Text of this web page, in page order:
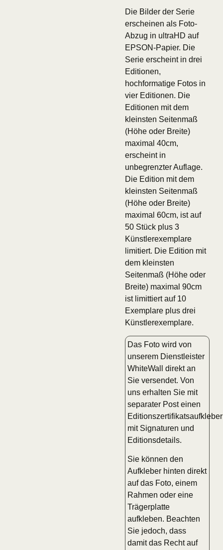
Die Bilder der Serie
erscheinen als Foto-
Abzug in ultraHD auf
EPSON-Papier. Die
Serie erscheint in drei
Editionen,
hochformatige Fotos in
vier Editionen. Die
Editionen mit dem
kleinsten Seitenmaß
(Höhe oder Breite)
maximal 40cm,
erscheint in
unbegrenzter Auflage.
Die Edition mit dem
kleinsten Seitenmaß
(Höhe oder Breite)
maximal 60cm, ist auf
50 Stück plus 3
Künstlerexemplare
limitiert. Die Edition mit
dem kleinsten
Seitenmaß (Höhe oder
Breite) maximal 90cm
ist limittiert auf 10
Exemplare plus drei
Künstlerexemplare.
Das Foto wird von
unserem Dienstleister
WhiteWall direkt an
Sie versendet. Von
uns erhalten Sie mit
separater Post einen
Editionszertifikatsaufkleber
mit Signaturen und
Editionsdetails.
Sie können den
Aufkleber hinten direkt
auf das Foto, einem
Rahmen oder eine
Trägerplatte
aufkleben. Beachten
Sie jedoch, dass
damit das Recht auf